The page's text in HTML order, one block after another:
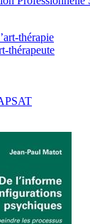
thérapie
thérapeute